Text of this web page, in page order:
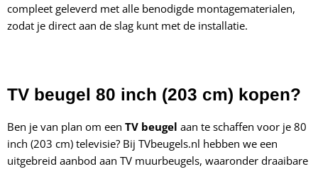
compleet geleverd met alle benodigde montagematerialen,
zodat je direct aan de slag kunt met de installatie.
TV beugel 80 inch (203 cm) kopen?
Ben je van plan om een TV beugel aan te schaffen voor je 80
inch (203 cm) televisie? Bij TVbeugels.nl hebben we een
uitgebreid aanbod aan TV muurbeugels, waaronder draaibare